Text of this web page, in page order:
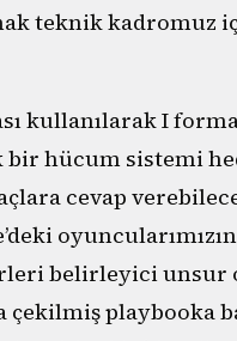
teknik kadromuz
kullanılarak I
bir hücum sistemi
cevap
belirleyici unsur
çekilmiş playbooka